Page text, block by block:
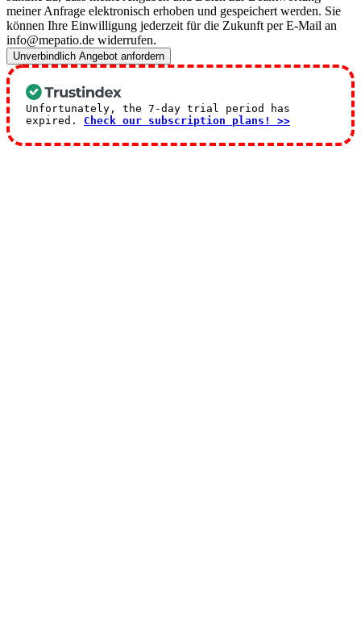
meiner Anfrage elektronisch erhoben und gespeichert werden. Sie
können Ihre Einwilligung jederzeit für die Zukunft per E-Mail an
info@mepatio.de widerrufen.
Unverbindlich Angebot anfordern
Unfortunately, the 7-day trial period has
expired. Check our subscription plans! >>